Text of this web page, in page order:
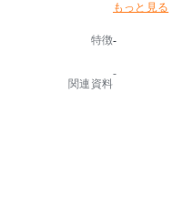
。
もっと見る
特徴-
関連資料
-